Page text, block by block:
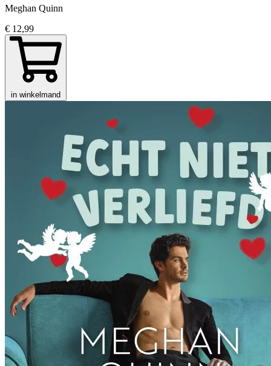
Meghan Quinn
€ 12,99
in winkelmand